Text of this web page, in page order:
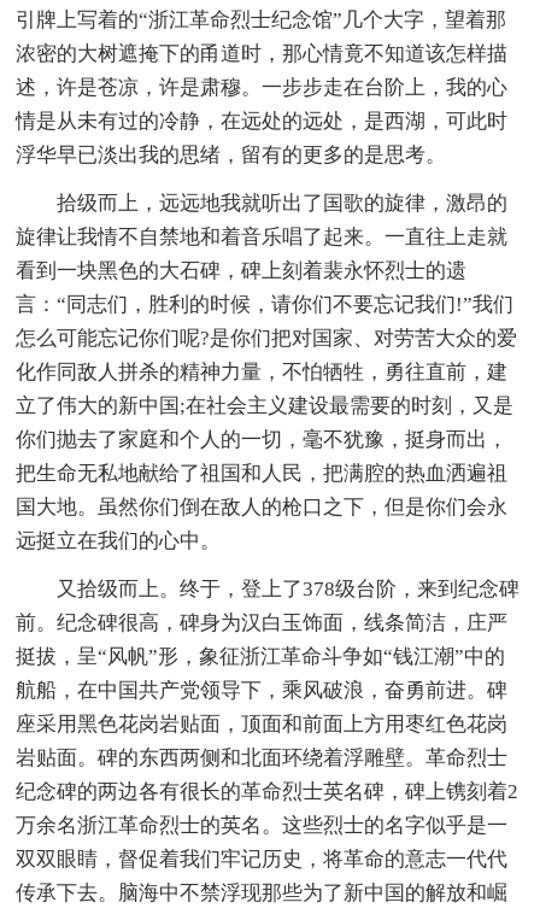
引牌上写着的“浙江革命烈士纪念馆”几个大字，望着那
浓密的大树遮掩下的甬道时，那心情竟不知道该怎样描
述，许是苍凉，许是肃穆。一步步走在台阶上，我的心
情是从未有过的冷静，在远处的远处，是西湖，可此时
浮华早已淡出我的思绪，留有的更多的是思考。
拾级而上，远远地我就听出了国歌的旋律，激昂的
旋律让我情不自禁地和着音乐唱了起来。一直往上走就
看到一块黑色的大石碑，碑上刻着裴永怀烈士的遗
言：“同志们，胜利的时候，请你们不要忘记我们!”我们
怎么可能忘记你们呢?是你们把对国家、对劳苦大众的爱
化作同敌人拼杀的精神力量，不怕牺牲，勇往直前，建
立了伟大的新中国;在社会主义建设最需要的时刻，又是
你们抛去了家庭和个人的一切，毫不犹豫，挺身而出，
把生命无私地献给了祖国和人民，把满腔的热血洒遍祖
国大地。虽然你们倒在敌人的枪口之下，但是你们会永
远挺立在我们的心中。
又拾级而上。终于，登上了378级台阶，来到纪念碑
前。纪念碑很高，碑身为汉白玉饰面，线条简洁，庄严
挺拔，呈“风帆”形，象征浙江革命斗争如“钱江潮”中的
航船，在中国共产党领导下，乘风破浪，奋勇前进。碑
座采用黑色花岗岩贴面，顶面和前面上方用枣红色花岗
岩贴面。碑的东西两侧和北面环绕着浮雕壁。革命烈士
纪念碑的两边各有很长的革命烈士英名碑，碑上镌刻着2
万余名浙江革命烈士的英名。这些烈士的名字似乎是一
双双眼睛，督促着我们牢记历史，将革命的意志一代代
传承下去。脑海中不禁浮现那些为了新中国的解放和崛